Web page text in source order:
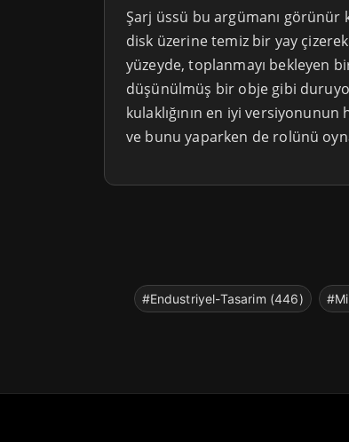
Şarj üssü bu argümanı görünür
disk üzerine temiz bir yay
yüzeyde, toplanmayı bekleyen
düşünülmüş bir obje gibi
kulaklığının en iyi versiyonunun
ve bunu yaparken de rolünü
#Endustriyel-Tasarim (446)